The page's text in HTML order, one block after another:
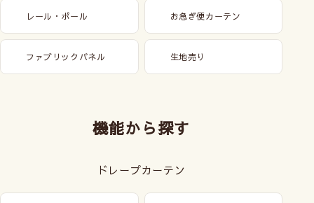
レール・ポール お急ぎ便カーテン
ファブリックパネル 生地売り
機能から探す
ドレープカーテン